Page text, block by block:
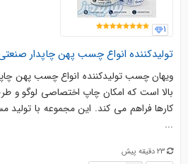
1
تولیدکننده انواع چسب پهن چاپدار
ویهان چسب تولیدکننده انواع چسب پهن
بالا است که امکان چاپ اختصاصی لوگو
کارها فراهم می‌ کند. این مجموعه با
...
23 دقیقه پیش